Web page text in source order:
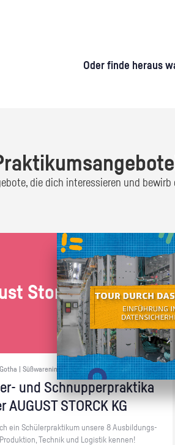
Oder finde heraus
die dich interessieren und
Storck KG
| Süßwarenindustrie
und Schnup­per­prak­ti­ka
AU­GUST STORCK KG
ein Schü­ler­prak­ti­kum un­se­re 8 Aus­bil­dungs­
Tech­nik und Lo­gis­tik ken­nen!